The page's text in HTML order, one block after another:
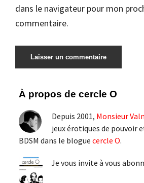
dans le navigateur pour mon
commentaire.
Barre
latérale
principale
À propos de cercle O
Depuis 2001, Monsieur
jeux érotiques de pouvoir
BDSM dans le blogue cercle O.
Je vous invite à vous